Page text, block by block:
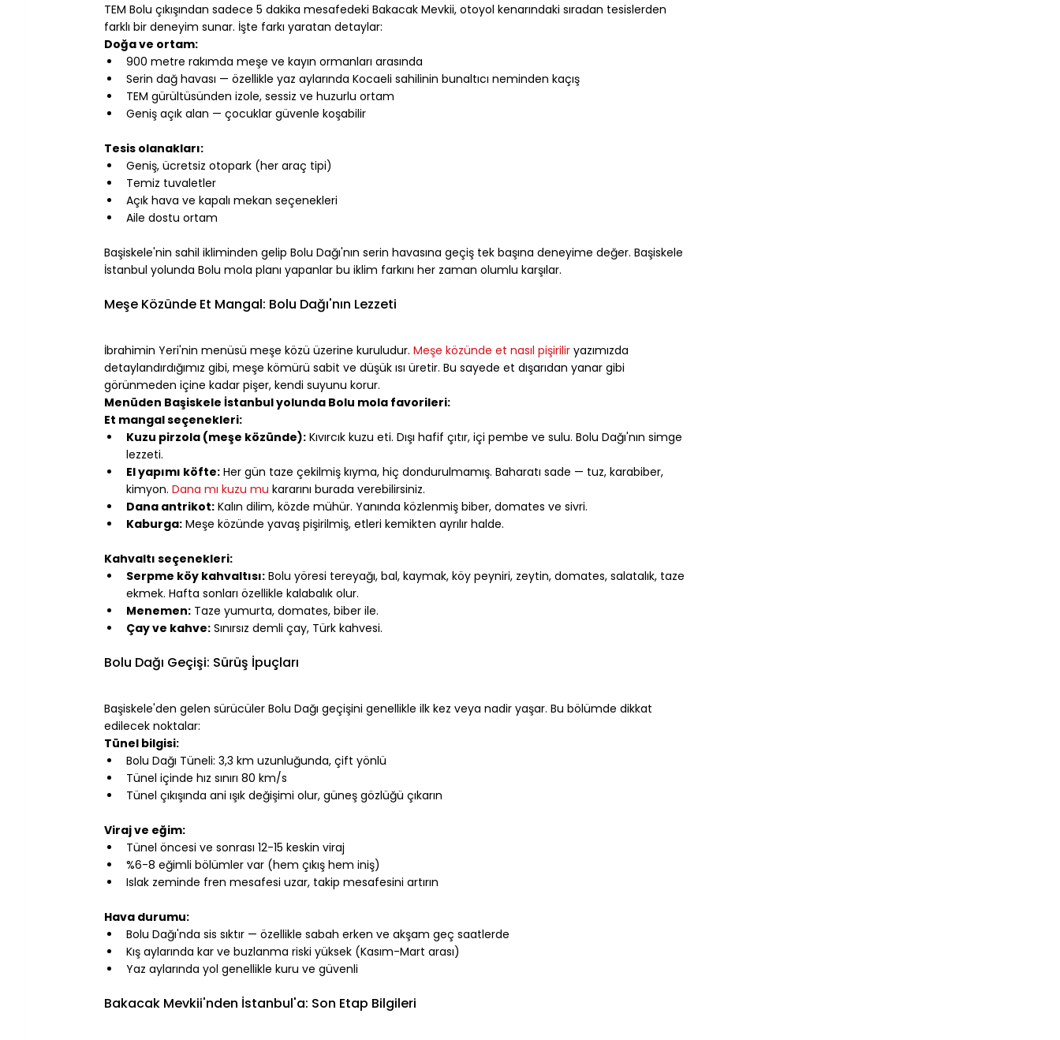
TEM Bolu çıkışından sadece 5 dakika mesafedeki Bakacak Mevkii, otoyol kenarındaki sıradan tesislerden
farklı bir deneyim sunar. İşte farkı yaratan detaylar:
Doğa ve ortam:
900 metre rakımda meşe ve kayın ormanları arasında
Serin dağ havası — özellikle yaz aylarında Kocaeli sahilinin bunaltıcı neminden kaçış
TEM gürültüsünden izole, sessiz ve huzurlu ortam
Geniş açık alan — çocuklar güvenle koşabilir
Tesis olanakları:
Geniş, ücretsiz otopark (her araç tipi)
Temiz tuvaletler
Açık hava ve kapalı mekan seçenekleri
Aile dostu ortam
Başiskele'nin sahil ikliminden gelip Bolu Dağı'nın serin havasına geçiş tek başına deneyime değer. Başiskele
İstanbul yolunda Bolu mola planı yapanlar bu iklim farkını her zaman olumlu karşılar.
Meşe Közünde Et Mangal: Bolu Dağı'nın Lezzeti
İbrahimin Yeri'nin menüsü meşe közü üzerine kuruludur. Meşe közünde et nasıl pişirilir yazımızda
detaylandırdığımız gibi, meşe kömürü sabit ve düşük ısı üretir. Bu sayede et dışarıdan yanar gibi
görünmeden içine kadar pişer, kendi suyunu korur.
Menüden Başiskele İstanbul yolunda Bolu mola favorileri:
Et mangal seçenekleri:
Kuzu pirzola (meşe közünde): Kıvırcık kuzu eti. Dışı hafif çıtır, içi pembe ve sulu. Bolu Dağı'nın simge
lezzeti.
El yapımı köfte: Her gün taze çekilmiş kıyma, hiç dondurulmamış. Baharatı sade — tuz, karabiber,
kimyon. Dana mı kuzu mu kararını burada verebilirsiniz.
Dana antrikot: Kalın dilim, közde mühür. Yanında közlenmiş biber, domates ve sivri.
Kaburga: Meşe közünde yavaş pişirilmiş, etleri kemikten ayrılır halde.
Kahvaltı seçenekleri:
Serpme köy kahvaltısı: Bolu yöresi tereyağı, bal, kaymak, köy peyniri, zeytin, domates, salatalık, taze
ekmek. Hafta sonları özellikle kalabalık olur.
Menemen: Taze yumurta, domates, biber ile.
Çay ve kahve: Sınırsız demli çay, Türk kahvesi.
Bolu Dağı Geçişi: Sürüş İpuçları
Başiskele'den gelen sürücüler Bolu Dağı geçişini genellikle ilk kez veya nadir yaşar. Bu bölümde dikkat
edilecek noktalar:
Tünel bilgisi:
Bolu Dağı Tüneli: 3,3 km uzunluğunda, çift yönlü
Tünel içinde hız sınırı 80 km/s
Tünel çıkışında ani ışık değişimi olur, güneş gözlüğü çıkarın
Viraj ve eğim:
Tünel öncesi ve sonrası 12-15 keskin viraj
%6-8 eğimli bölümler var (hem çıkış hem iniş)
Islak zeminde fren mesafesi uzar, takip mesafesini artırın
Hava durumu:
Bolu Dağı'nda sis sıktır — özellikle sabah erken ve akşam geç saatlerde
Kış aylarında kar ve buzlanma riski yüksek (Kasım-Mart arası)
Yaz aylarında yol genellikle kuru ve güvenli
Bakacak Mevkii'nden İstanbul'a: Son Etap Bilgileri